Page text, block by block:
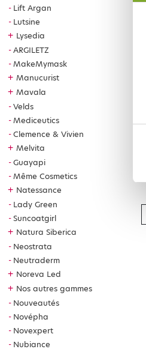
Lift Argan
Lutsine
+ Lysedia
ARGILETZ
MakeMymask
+ Manucurist
+ Mavala
Velds
Mediceutics
Clemence & Vivien
+ Melvita
Guayapi
Même Cosmetics
+ Natessance
Lady Green
Suncoatgirl
+ Natura Siberica
Neostrata
Neutraderm
+ Noreva Led
+ Nos autres gammes
Nouveautés
Novépha
Novexpert
Nubiance